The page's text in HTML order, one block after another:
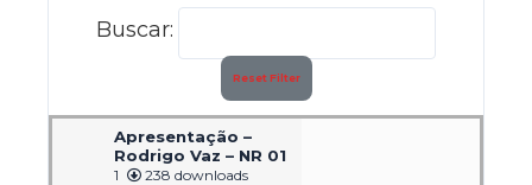
Buscar:
Reset Filter
Apresentação –
Rodrigo Vaz – NR 01
1 238 downloads